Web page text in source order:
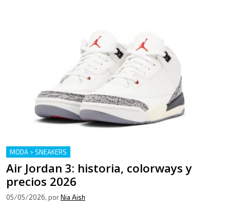
MODA > SNEAKERS
Air Jordan 3: historia, colorways y
precios 2026
05/05/2026, porNia Aish